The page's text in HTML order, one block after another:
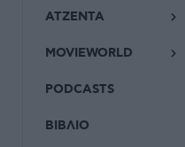
ΑΤΖΕΝΤΑ
MOVIEWORLD
PODCASTS
ΒΙΒΛΙΟ